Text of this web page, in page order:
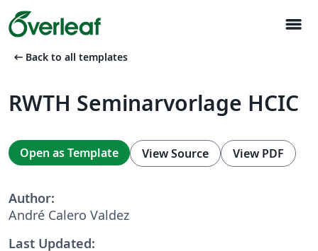
menu
arrow_left_alt Back to all templates
RWTH Seminarvorlage HCIC
Open as Template View Source View PDF
Author:
André Calero Valdez
Last Updated: